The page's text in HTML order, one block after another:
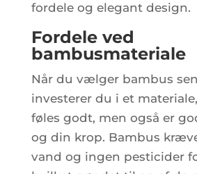
fordele og elegant design.
Fordele ved
bambusmateriale
Når du vælger bambus
investerer du i et
føles godt, men også er
og din krop. Bambus
vand og ingen pesticider